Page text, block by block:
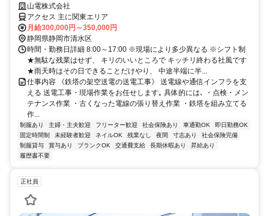
を最低保障！空調服支給＆休憩しっかり
山電株式会社
アクセス 主に関東エリア
月給300,000円～350,000円
静岡県静岡市清水区
時間・勤務日詳細 8:00～17:00 ※現場により多少異なる ※シフト制
★無駄な残業はせず、 キリのいいところで キッチリ終わる社風です
★雨天時はその日できることだけやり、 中途半端に半...
仕事内容 《鉄塔の架空送電の送電工事》 送電線や通信インフラを支
える 送電工事・現場作業をお任せします｡ 具体的には､ ・点検・メン
テナンス作業 ・古くなった電線の張り替え作業 ・鉄塔を組み立てる
作...
制服あり 主婦・主夫歓迎 フリーター歓迎 社会保険あり 車通勤OK
即日勤務OK
固定時間制
未経験者歓迎 ネイルOK 残業なし 夜間 寸志あり
社会保険完備
制服貸与
賞与あり ブランクOK 交通費支給 長期休暇あり
昇給あり
履歴書不要
正社員